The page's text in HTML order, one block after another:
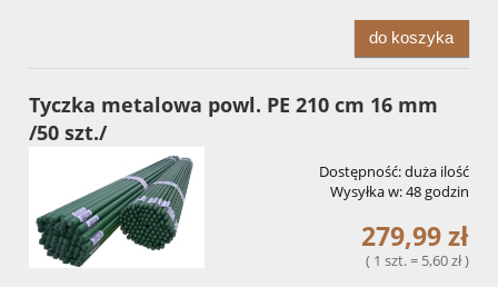
do koszyka
Tyczka metalowa powl. PE 210 cm 16 mm
/50 szt./
Dostępność:duża ilość
Wysyłka w:48 godzin
279,99 zł
( 1 szt. = 5,60 zł )